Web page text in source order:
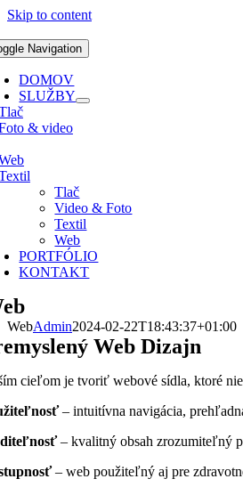
Skip to content
Navigation
DOMOV
SLUŽBY
& video
Tlač
Video & Foto
Textil
Web
PORTFÓLIO
KONTAKT
WebAdmin2024-02-22T18:43:37+01:00
Web Dizajn
cieľom je tvoriť webové sídla, ktoré
– intuitívna navigácia,
– kvalitný obsah zrozumiteľný
– web použiteľný aj pre